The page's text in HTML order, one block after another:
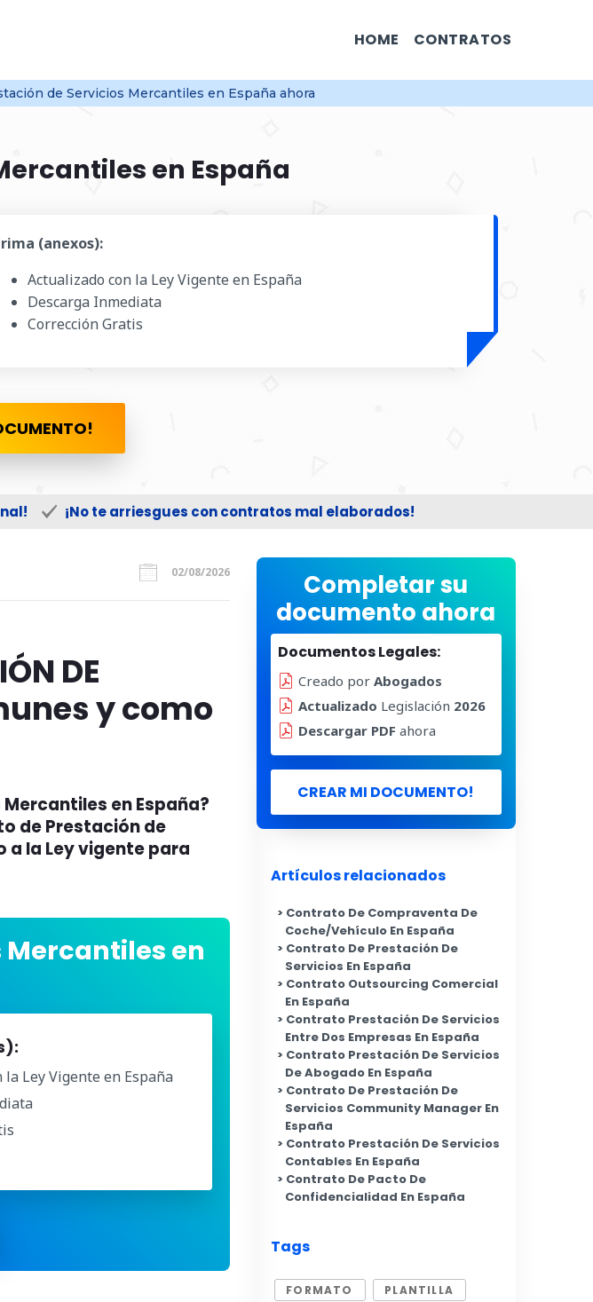
HOME CONTRATOS
de Servicios Mercantiles en España ahora
en España
(anexos):
Actualizado con la Ley Vigente en España
Descarga Inmediata
Corrección Gratis
¡No te arriesgues con contratos mal elaborados!
02/08/2026
DE
y como
en España?
de Prestación de
a la Ley vigente para
en
la Ley Vigente en España
Completar su
documento ahora
Documentos Legales:
Creado por Abogados
Actualizado Legislación 2026
Descargar PDF ahora
CREAR MI DOCUMENTO!
Artículos relacionados
Contrato De Compraventa De
Coche/Vehículo En España
Contrato De Prestación De
Servicios En España
Contrato Outsourcing Comercial
En España
Contrato Prestación De Servicios
Entre Dos Empresas En España
Contrato Prestación De Servicios
De Abogado En España
Contrato De Prestación De
Servicios Community Manager En
España
Contrato Prestación De Servicios
Contables En España
Contrato De Pacto De
Confidencialidad En España
Tags
FORMATO
PLANTILLA